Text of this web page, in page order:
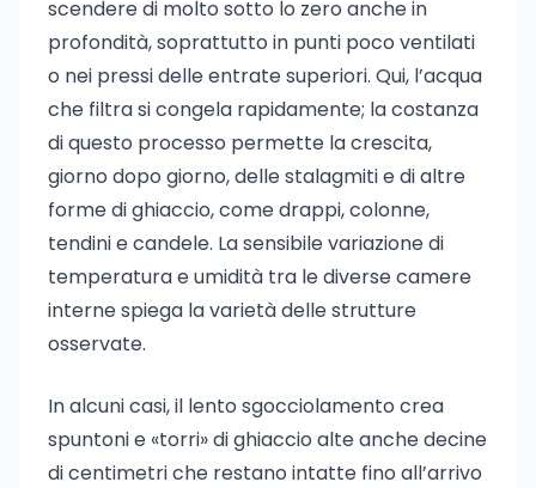
scendere di molto sotto lo zero anche in
profondità, soprattutto in punti poco ventilati
o nei pressi delle entrate superiori. Qui, l’acqua
che filtra si congela rapidamente; la costanza
di questo processo permette la crescita,
giorno dopo giorno, delle stalagmiti e di altre
forme di ghiaccio, come drappi, colonne,
tendini e candele. La sensibile variazione di
temperatura e umidità tra le diverse camere
interne spiega la varietà delle strutture
osservate.
In alcuni casi, il lento sgocciolamento crea
spuntoni e «torri» di ghiaccio alte anche decine
di centimetri che restano intatte fino all’arrivo